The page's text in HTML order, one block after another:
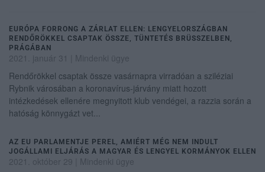
EURÓPA FORRONG A ZÁRLAT ELLEN: LENGYELORSZÁGBAN
RENDŐRÖKKEL CSAPTAK ÖSSZE, TÜNTETÉS BRÜSSZELBEN,
PRÁGÁBAN
2021. január 31
Mindenki ügye
Rendőrökkel csaptak össze vasárnapra virradóan a sziléziai
Rybnik városában a koronavírus-járvány miatt hozott
intézkedések ellenére megnyitott klub vendégei, a razzia során a
hatóság könnygázt vet...
AZ EU PARLAMENTJE PEREL, AMIÉRT MÉG NEM INDULT
JOGÁLLAMI ELJÁRÁS A MAGYAR ÉS LENGYEL KORMÁNYOK ELLEN
2021. október 29
Mindenki ügye